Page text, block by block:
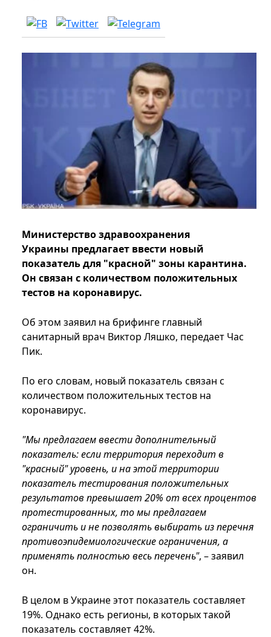
Министерство здравоохранения
Украины предлагает ввести новый
показатель для "красной" зоны карантина.
Он связан с количеством положительных
тестов на коронавирус.
Об этом заявил на брифинге главный
санитарный врач Виктор Ляшко, передает Час
Пик.
По его словам, новый показатель связан с
количеством положительных тестов на
коронавирус.
"Мы предлагаем ввести дополнительный
показатель: если территория переходит в
"красный" уровень, и на этой территории
показатель тестирования положительных
результатов превышает 20% от всех процентов
протестированных, то мы предлагаем
ограничить и не позволять выбирать из перечня
противоэпидемиологические ограничения, а
применять полностью весь перечень", – заявил
он.
В целом в Украине этот показатель составляет
19%. Однако есть регионы, в которых такой
показатель составляет 42%.